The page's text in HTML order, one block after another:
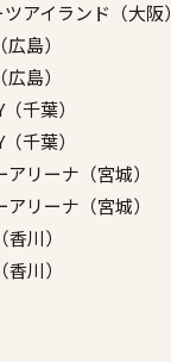
アイランド（大阪）
島）
島）
千葉）
千葉）
リーナ（宮城）
リーナ（宮城）
川）
川）